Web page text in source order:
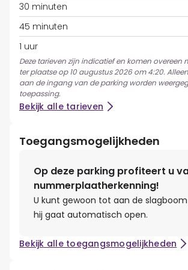
30 minuten
45 minuten
1 uur
Deze tarieven zijn indicatief en komen overeen
ter plaatse op 10 augustus 2026 om 4:20.
aan de ingang van de parking worden
toepassing.
Bekijk alle tarieven
Toegangsmogelijkheden
Op deze parking profiteert u
nummerplaatherkenning!
U kunt gewoon tot aan de
hij gaat automatisch open.
Bekijk alle toegangsmogelijkheden